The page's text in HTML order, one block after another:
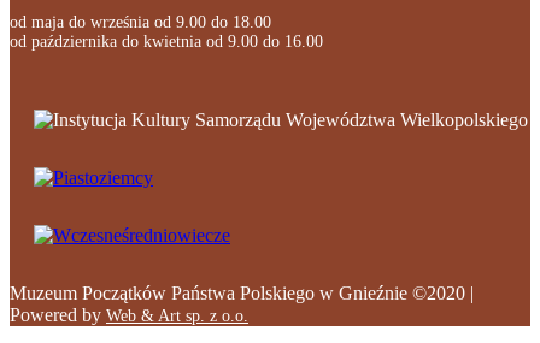
od maja do września od 9.00 do 18.00
od października do kwietnia od 9.00 do 16.00
Muzeum Początków Państwa Polskiego w Gnieźnie ©2020 |
Powered by Web & Art sp. z o.o.